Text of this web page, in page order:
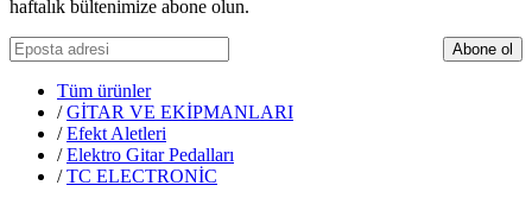
haftalık bültenimize abone olun.
Abone ol
Tüm ürünler
/ GİTAR VE EKİPMANLARI
/ Efekt Aletleri
/ Elektro Gitar Pedalları
/ TC ELECTRONİC